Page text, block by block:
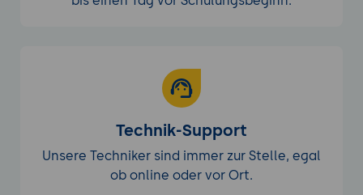
Technik-Support
Unsere Techniker sind immer zur Stelle, egal
ob online oder vor Ort.